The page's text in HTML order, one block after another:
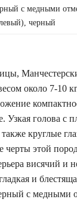
с медными
черный
около 7-10
Узкая голова с
круглые
черты этой
висячий и
и
с медными